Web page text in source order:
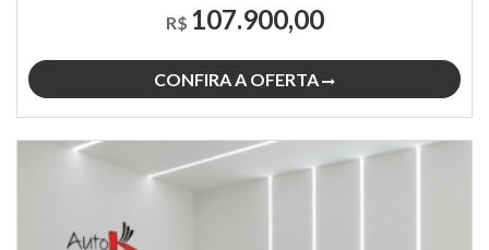
R$ 107.900,00
CONFIRA A OFERTA